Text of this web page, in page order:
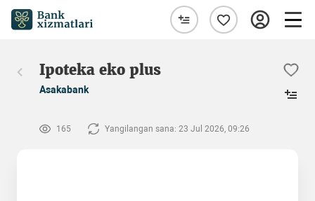
Ipoteka eko plus
Asakabank
165 Yangilangan sana: 23 Jul 2026, 09:26